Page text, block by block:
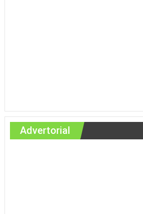
Advertorial